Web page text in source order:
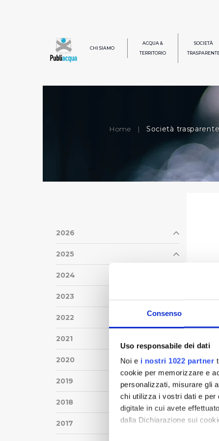
Consenso
Uso responsabile dei dati
Noi e i nostri 1022 partner
cookie per memorizzare e
personalizzati, misurare gli
chi utilizza i vostri dati e
digitale in cui avete
dalla Dichiarazione sui
CHI SIAMO
ACQUA &
TERRITORIO
SOCIETÀ
Home | Società trasparente
2026
2025
2024
2023
2022
2021
2020
2019
2018
2017